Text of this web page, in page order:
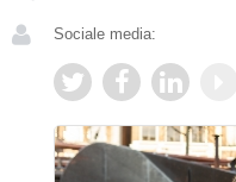
Sociale media: